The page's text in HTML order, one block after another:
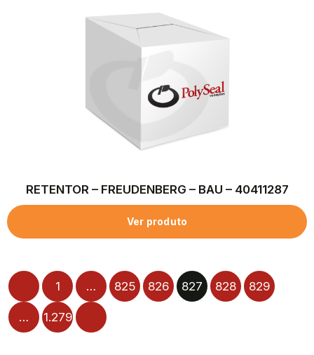
RETENTOR – FREUDENBERG – BAU – 40411287
Ver produto
1 … 825 826 827 828 829
… 1.279